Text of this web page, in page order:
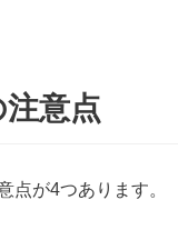
意点
点が4つあります。